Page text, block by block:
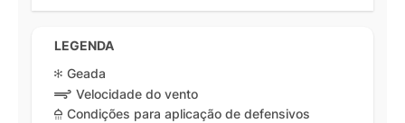
LEGENDA
Geada
Velocidade do vento
Condições para aplicação de defensivos